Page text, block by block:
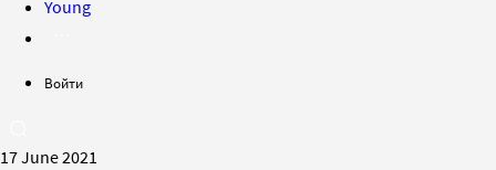
Young
Войти
17 June 2021